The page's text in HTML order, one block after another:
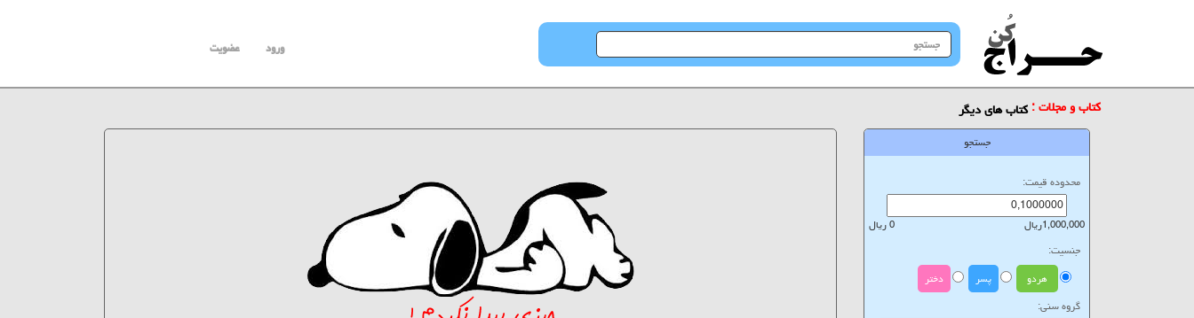
جستجو
در
ورود عضویت
کتاب و مجلات :کتاب های دیگر
جستجو
محدوده قیمت:
1,000,000ریال 0 ریال
جنسیت:
هردو پسر دختر
گروه سنی: